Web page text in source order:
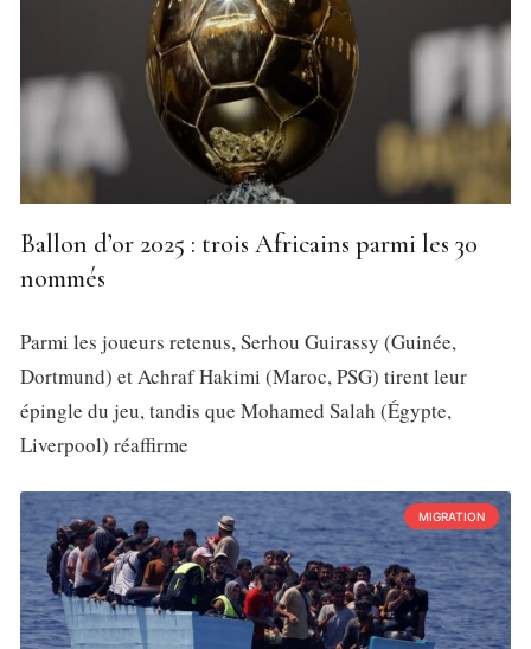
Ballon d’or 2025 : trois Africains parmi les 30
nommés
Parmi les joueurs retenus, Serhou Guirassy (Guinée,
Dortmund) et Achraf Hakimi (Maroc, PSG) tirent leur
épingle du jeu, tandis que Mohamed Salah (Égypte,
Liverpool) réaffirme
MIGRATION